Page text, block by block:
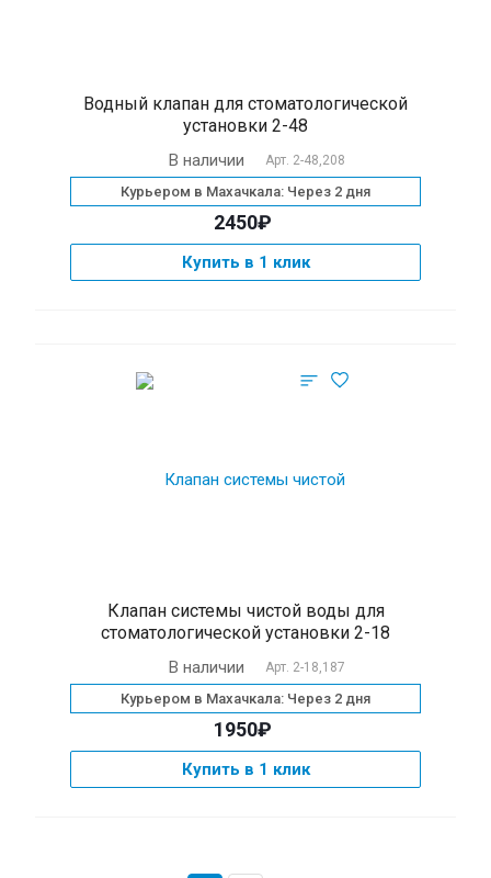
Водный клапан для стоматологической
установки 2-48
В наличии Арт. 2-48,208
Курьером в Махачкала: Через 2 дня
2450₽
Купить в 1 клик
Клапан системы чистой воды для
стоматологической установки 2-18
В наличии Арт. 2-18,187
Курьером в Махачкала: Через 2 дня
1950₽
Купить в 1 клик